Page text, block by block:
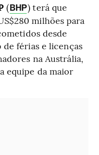
(BHP) terá que
milhões para
desde
de férias e licenças
na Austrália,
equipe da maior